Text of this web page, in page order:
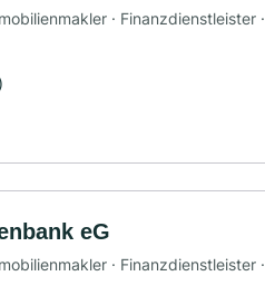
· Finanzdienstleister ·
eG
· Finanzdienstleister ·